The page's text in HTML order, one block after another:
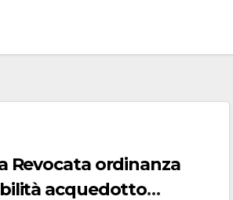
Revocata ordinanza
acquedotto